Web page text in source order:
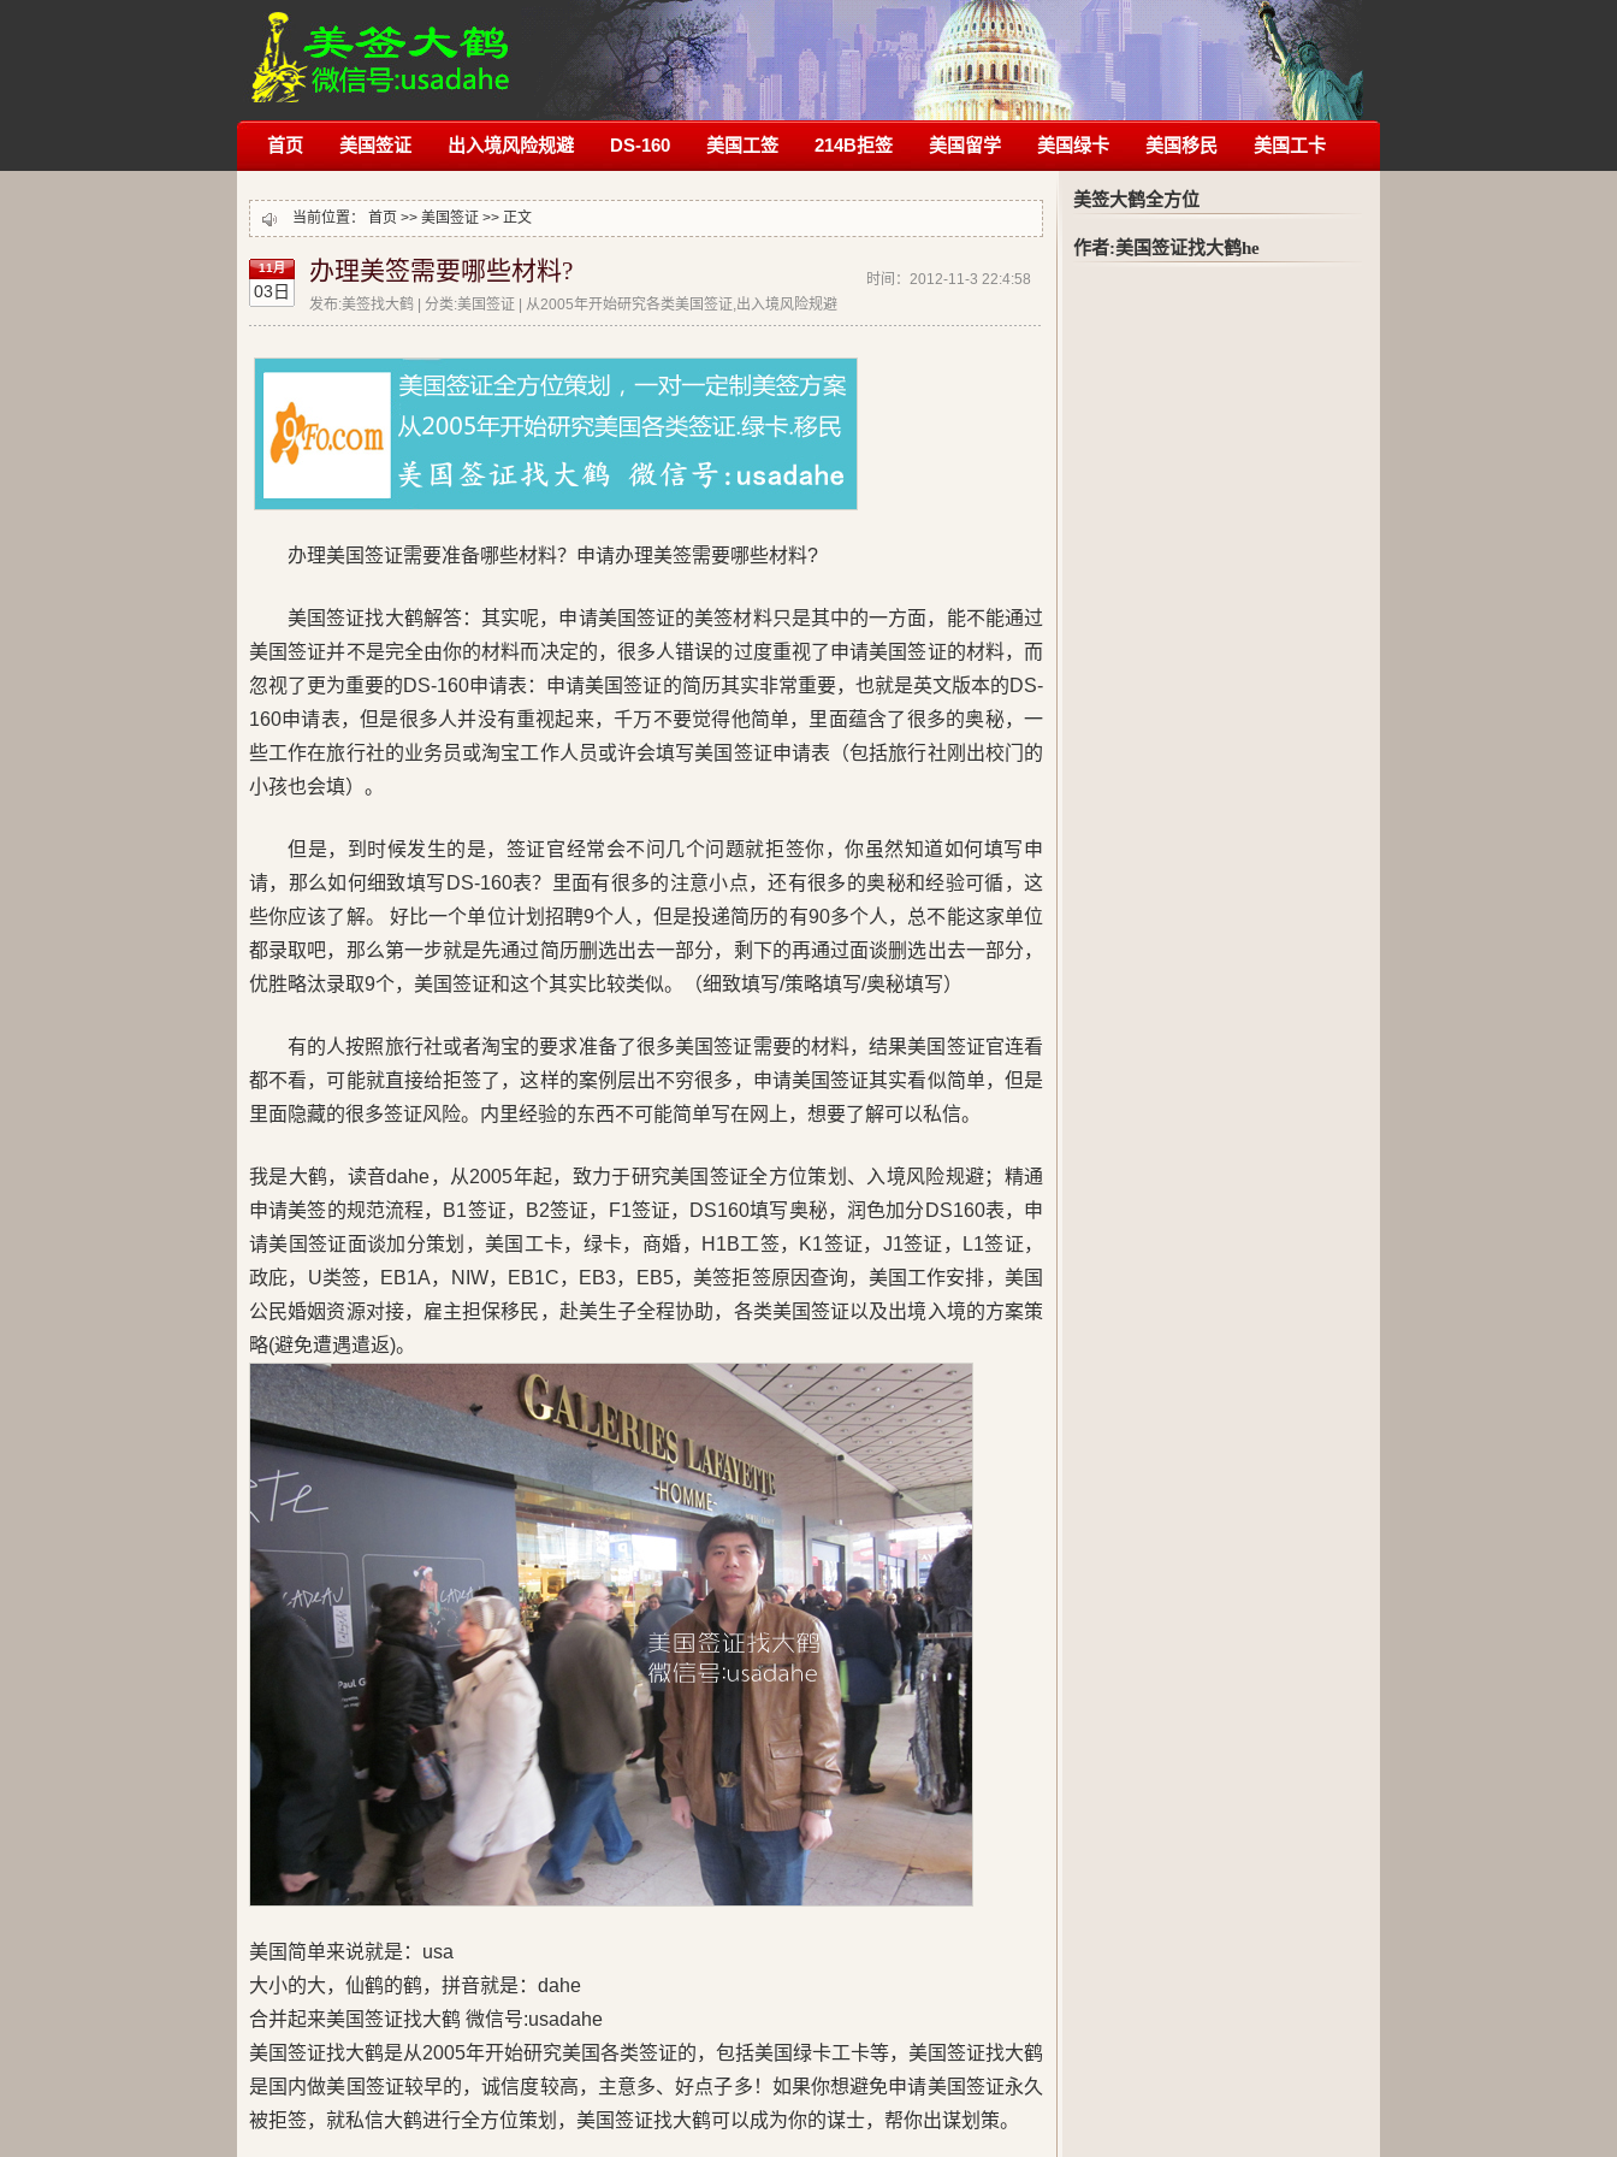
首页 美国签证 出入境风险规避 DS-160 美国工签 214B拒签 美国留学 美国绿卡 美国移民 美国工卡
当前位置： 首页 >> 美国签证 >> 正文
11月
03日
时间：2012-11-3 22:4:58
办理美签需要哪些材料?
发布:美签找大鹤 | 分类:美国签证 | 从2005年开始研究各类美国签证,出入境风险规避
办理美国签证需要准备哪些材料？申请办理美签需要哪些材料?
美国签证找大鹤解答：其实呢，申请美国签证的美签材料只是其中的一方面，能不能通过
美国签证并不是完全由你的材料而决定的，很多人错误的过度重视了申请美国签证的材料，而
忽视了更为重要的DS-160申请表：申请美国签证的简历其实非常重要，也就是英文版本的DS-
160申请表，但是很多人并没有重视起来，千万不要觉得他简单，里面蕴含了很多的奥秘，一
些工作在旅行社的业务员或淘宝工作人员或许会填写美国签证申请表（包括旅行社刚出校门的
小孩也会填）。
但是，到时候发生的是，签证官经常会不问几个问题就拒签你，你虽然知道如何填写申
请，那么如何细致填写DS-160表？里面有很多的注意小点，还有很多的奥秘和经验可循，这
些你应该了解。 好比一个单位计划招聘9个人，但是投递简历的有90多个人，总不能这家单位
都录取吧，那么第一步就是先通过简历删选出去一部分，剩下的再通过面谈删选出去一部分，
优胜略汰录取9个，美国签证和这个其实比较类似。（细致填写/策略填写/奥秘填写）
有的人按照旅行社或者淘宝的要求准备了很多美国签证需要的材料，结果美国签证官连看
都不看，可能就直接给拒签了，这样的案例层出不穷很多，申请美国签证其实看似简单，但是
里面隐藏的很多签证风险。内里经验的东西不可能简单写在网上，想要了解可以私信。
我是大鹤，读音dahe，从2005年起，致力于研究美国签证全方位策划、入境风险规避；精通
申请美签的规范流程，B1签证，B2签证，F1签证，DS160填写奥秘，润色加分DS160表，申
请美国签证面谈加分策划，美国工卡，绿卡，商婚，H1B工签，K1签证，J1签证，L1签证，
政庇，U类签，EB1A，NIW，EB1C，EB3，EB5，美签拒签原因查询，美国工作安排，美国
公民婚姻资源对接，雇主担保移民，赴美生子全程协助，各类美国签证以及出境入境的方案策
略(避免遭遇遣返)。
美国简单来说就是：usa
大小的大，仙鹤的鹤，拼音就是：dahe
合并起来美国签证找大鹤 微信号:usadahe
美国签证找大鹤是从2005年开始研究美国各类签证的，包括美国绿卡工卡等，美国签证找大鹤
是国内做美国签证较早的，诚信度较高，主意多、好点子多！如果你想避免申请美国签证永久
被拒签，就私信大鹤进行全方位策划，美国签证找大鹤可以成为你的谋士，帮你出谋划策。
美签大鹤全方位
作者:美国签证找大鹤he